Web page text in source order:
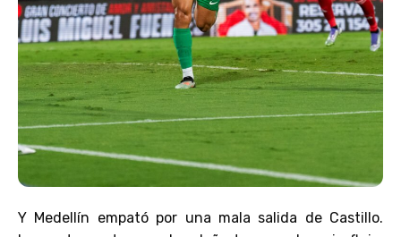
Y Medellín empató por una mala salida de Castillo.